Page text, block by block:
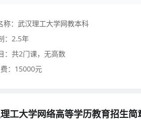
称：武汉理工大学网教本科
2.5年
共2门课，无高数
：15000元
工大学网络高等学历教育招生简